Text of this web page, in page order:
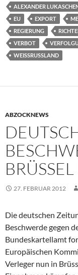
ALEXANDER
EU
EXPORT
REGIERUNG
VERBOT
WEISSRUSSLAND
ABZOCKNEWS
27. FEBRUAR 2012
Die deutschen
Beschwerde gegen
Bundeskartellamt
Europäischen
Verleger nun in